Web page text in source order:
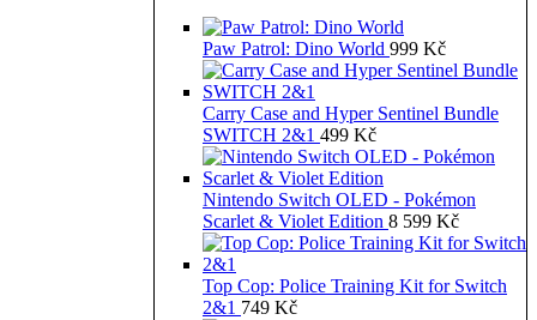
Paw Patrol: Dino World 999 Kč
Carry Case and Hyper Sentinel Bundle
SWITCH 2&1 499 Kč
Nintendo Switch OLED - Pokémon
Scarlet & Violet Edition 8 599 Kč
Top Cop: Police Training Kit for Switch
2&1 749 Kč